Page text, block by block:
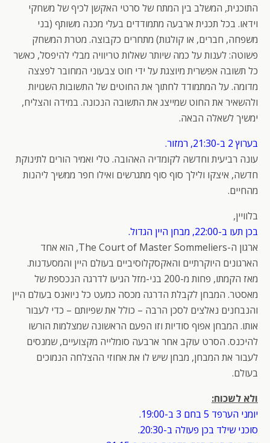
התוכנית, המשלב בין המתח של סרטי האקשן לכיף של משחקי
וידאו. בכל תכנית ארבעה מתמודדים בעלי מכנה משותף (בני
משפחה, חברים, או קולגות) מתחרים כקבוצה. מטרת המשחק
פשוטה: לענות על כמה שיותר שאלות טריוויה מבלי להיפסל, כאשר
כל תשובה אפשרית מיוצגת על ידי חוט צבעוני המחובר לפצצה
מדומה. על המתמודד לחתוך את החוטים של התשובות השגויות
ולהשאיר את החוט שמייצג את התשובה הנכונה. במידה והצליח,
ימשיך לשאלה הבאה.
בערוץ 2 ב-21:30, רמזור.
עונה רביעית וחדשה לקומדיה האהובה. טלי ואמיר הורים לתינוקת
חדשה, איצקו ולילך סוף סוף מתגרשים ואילו חפר ממשיך ליהנות
מהחיים.
בלוויין,
בכן תעו ב-22:00, מבחן היין הגדול.
ארגון ה-The Court of Master Sommeliers, הוא אחד
הארגונים היוקרתיים והאקסקלוסיביים בעולם היין והמסעדנות.
מאז הקמתו, פחות מ-200 בני-מזל הגיעו לדרגה הנכספת של
מאסטר. המבחן לקבלת הדרגה מכסה כמעט כל ניואנס בעולם היין
והנבחנים נאלצים לסכן הרבה – כולל את שפיותם – כדי לעבור
אותו. המבחן אפוף סודיות וזו הפעם הראשונה שמצלמות הורשו
להיכנס. הסרט עוקב אחר ארבעה סומלייה מקצועיים, שמנסים
לעבור את המבחן, מבחן שיש לו את אחוזי ההצלחה הנמוכים
בעולם.
ולא לשכוח:
יומני הערפד 5 בחם 3 ב-19:00.
סוכני שילד בכן פעולה ב-20:30.